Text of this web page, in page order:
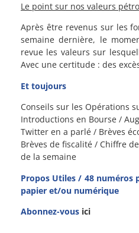
Le point sur nos valeurs
Après être revenus sur les
semaine dernière, le
revue les valeurs sur
Avec une certitude : des
Et toujours
Conseils sur les Opérations
Introductions en Bourse /
Twitter en a parlé / Brèves
Brèves de fiscalité / Chiffre
de la semaine
Propos Utiles / 48 numéros
papier et/ou numérique
Abonnez-vous ici